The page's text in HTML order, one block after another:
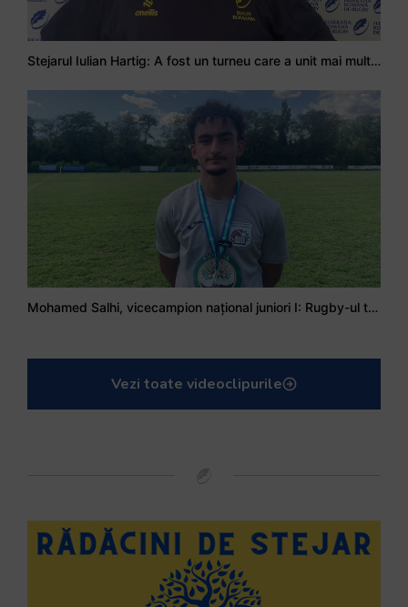
Stejarul Iulian Hartig: A fost un turneu care a unit mai mult echipa
Mohamed Salhi, vicecampion național juniori I: Rugby-ul te învață să accepți și înfrângerile
Vezi toate videoclipurile